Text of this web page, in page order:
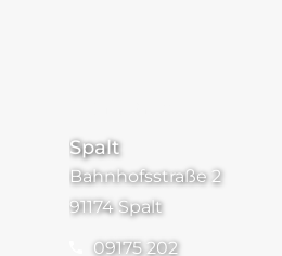
Spalt
Bahnhofsstraße 2
91174 Spalt
09175 202